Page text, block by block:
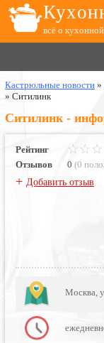
всё о
Кастрюльные новости »
» Ситилинк
Ситилинк -
Рейтинг
Отзывов
0 (0
+ Добавить отзыв
Москва,